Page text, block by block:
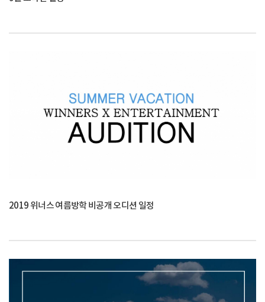
2019 위너스 여름방학 비공개 오디션 일정